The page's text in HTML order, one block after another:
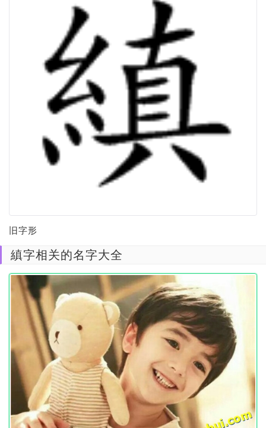
旧字形
縝字相关的名字大全